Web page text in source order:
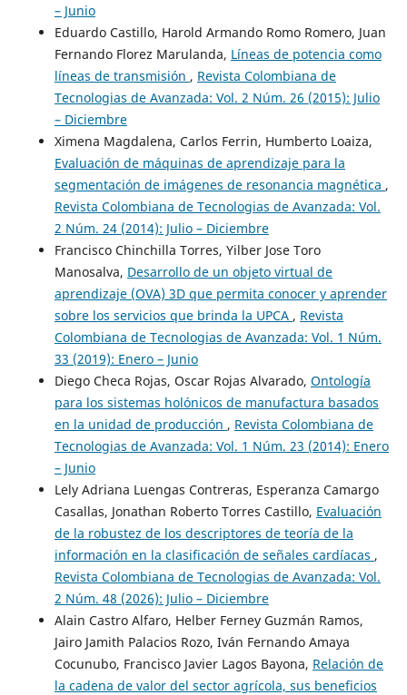
– Junio
Eduardo Castillo, Harold Armando Romo Romero, Juan
Fernando Florez Marulanda, Líneas de potencia como
líneas de transmisión , Revista Colombiana de
Tecnologias de Avanzada: Vol. 2 Núm. 26 (2015): Julio
– Diciembre
Ximena Magdalena, Carlos Ferrin, Humberto Loaiza,
Evaluación de máquinas de aprendizaje para la
segmentación de imágenes de resonancia magnética ,
Revista Colombiana de Tecnologias de Avanzada: Vol.
2 Núm. 24 (2014): Julio – Diciembre
Francisco Chinchilla Torres, Yilber Jose Toro
Manosalva, Desarrollo de un objeto virtual de
aprendizaje (OVA) 3D que permita conocer y aprender
sobre los servicios que brinda la UPCA , Revista
Colombiana de Tecnologias de Avanzada: Vol. 1 Núm.
33 (2019): Enero – Junio
Diego Checa Rojas, Oscar Rojas Alvarado, Ontología
para los sistemas holónicos de manufactura basados
en la unidad de producción , Revista Colombiana de
Tecnologias de Avanzada: Vol. 1 Núm. 23 (2014): Enero
– Junio
Lely Adriana Luengas Contreras, Esperanza Camargo
Casallas, Jonathan Roberto Torres Castillo, Evaluación
de la robustez de los descriptores de teoría de la
información en la clasificación de señales cardíacas ,
Revista Colombiana de Tecnologias de Avanzada: Vol.
2 Núm. 48 (2026): Julio – Diciembre
Alain Castro Alfaro, Helber Ferney Guzmán Ramos,
Jairo Jamith Palacios Rozo, Iván Fernando Amaya
Cocunubo, Francisco Javier Lagos Bayona, Relación de
la cadena de valor del sector agrícola, sus beneficios